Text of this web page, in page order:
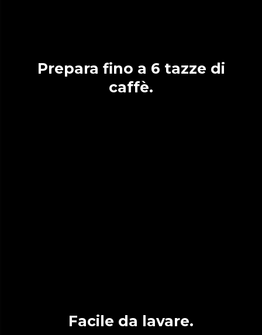
Prepara fino a 6 tazze di
caffè.
Facile da lavare.